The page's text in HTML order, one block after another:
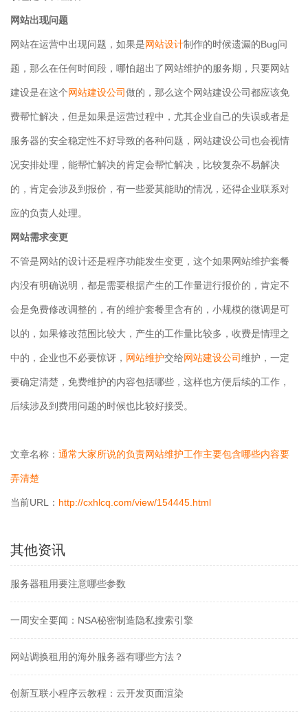
网站出现问题
网站在运营中出现问题，如果是网站设计制作的时候遗漏的Bug问
题，那么在任何时间段，哪怕超出了网站维护的服务期，只要网站
建设是在这个网站建设公司做的，那么这个网站建设公司都应该免
费帮忙解决，但是如果是运营过程中，尤其企业自己的失误或者是
服务器的安全稳定性不好导致的各种问题，网站建设公司也会视情
况安排处理，能帮忙解决的肯定会帮忙解决，比较复杂不易解决
的，肯定会涉及到报价，有一些爱莫能助的情况，还得企业联系对
应的负责人处理。
网站需求变更
不管是网站的设计还是程序功能发生变更，这个如果网站维护套餐
内没有明确说明，都是需要根据产生的工作量进行报价的，肯定不
会是免费修改调整的，有的维护套餐里含有的，小规模的微调是可
以的，如果修改范围比较大，产生的工作量比较多，收费是情理之
中的，企业也不必要惊讶， 网站维护交给网站建设公司维护，一定
要确定清楚，免费维护的内容包括哪些，这样也方便后续的工作，
后续涉及到费用问题的时候也比较好接受。
文章名称： 通常大家所说的负责网站维护工作主要包含哪些内容要
弄清楚
当前URL： http://cxhlcq.com/view/154445.html
其他资讯
服务器租用要注意哪些参数
一周安全要闻：NSA秘密制造隐私搜索引擎
网站调换租用的海外服务器有哪些方法？
创新互联小程序云教程：云开发页面渲染